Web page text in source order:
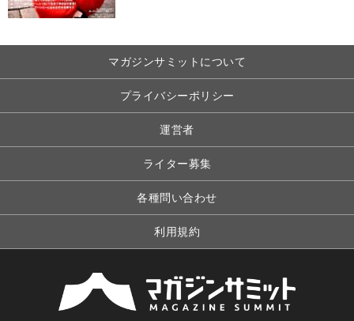
マガジンサミットについて
プライバシーポリシー
運営者
ライター募集
各種問い合わせ
利用規約